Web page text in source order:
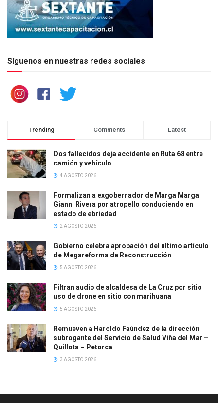
Síguenos en nuestras redes sociales
Trending Comments Latest
Dos fallecidos deja accidente en Ruta 68 entre
camión y vehículo
4 AGOSTO 2026
Formalizan a exgobernador de Marga Marga
Gianni Rivera por atropello conduciendo en
estado de ebriedad
2 AGOSTO 2026
Gobierno celebra aprobación del último artículo
de Megareforma de Reconstrucción
5 AGOSTO 2026
Filtran audio de alcaldesa de La Cruz por sitio
uso de drone en sitio con marihuana
5 AGOSTO 2026
Remueven a Haroldo Faúndez de la dirección
subrogante del Servicio de Salud Viña del Mar –
Quillota – Petorca
3 AGOSTO 2026